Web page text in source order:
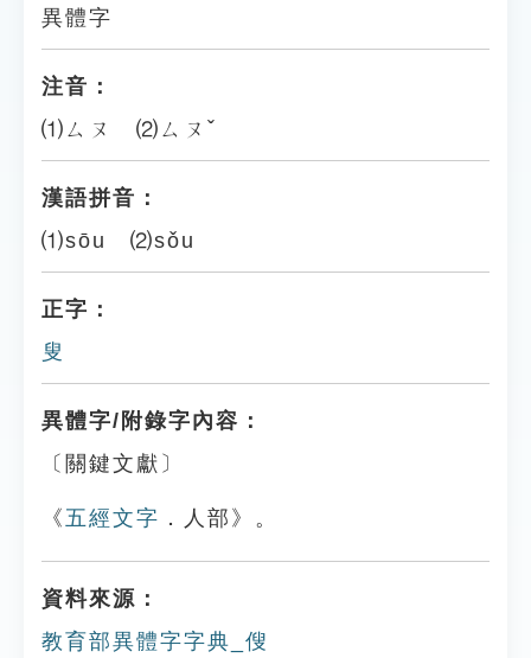
異體字
注音：
⑴ㄙㄡ ⑵ㄙㄡˇ
漢語拼音：
⑴sōu ⑵sǒu
正字：
叟
異體字/附錄字內容：
〔關鍵文獻〕
《五經文字 ．人部》。
資料來源：
教育部異體字字典_傁